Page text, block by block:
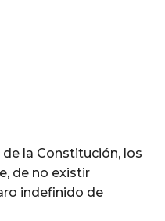
de la Constitución, los
de no existir
indefinido de